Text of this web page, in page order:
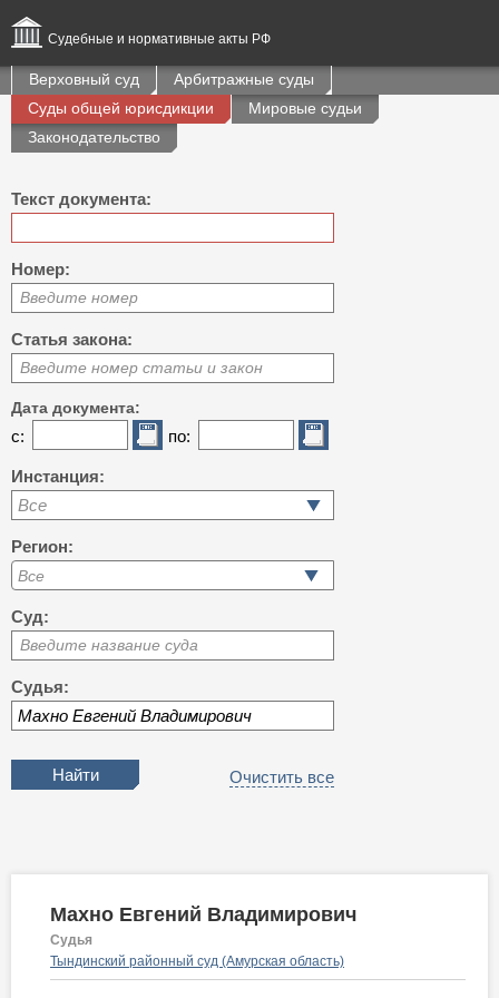
Судебные и нормативные акты РФ
Верховный суд
Арбитражные суды
Суды общей юрисдикции
Мировые судьи
Законодательство
Текст документа:
Номер:
Введите номер
Статья закона:
Введите номер статьи и закон
Дата документа:
с: по:
Инстанция:
Все
Регион:
Суд:
Введите название суда
Судья:
Очистить все
Махно Евгений Владимирович
Судья
Тындинский районный суд (Амурская область)